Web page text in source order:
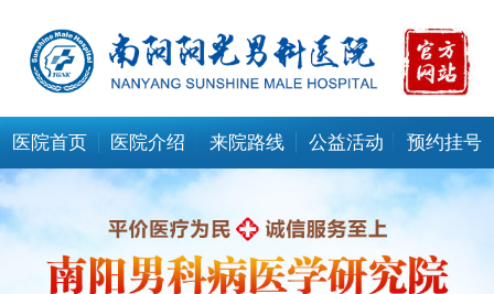
医院首页 医院介绍 来院路线 公益活动 预约挂号